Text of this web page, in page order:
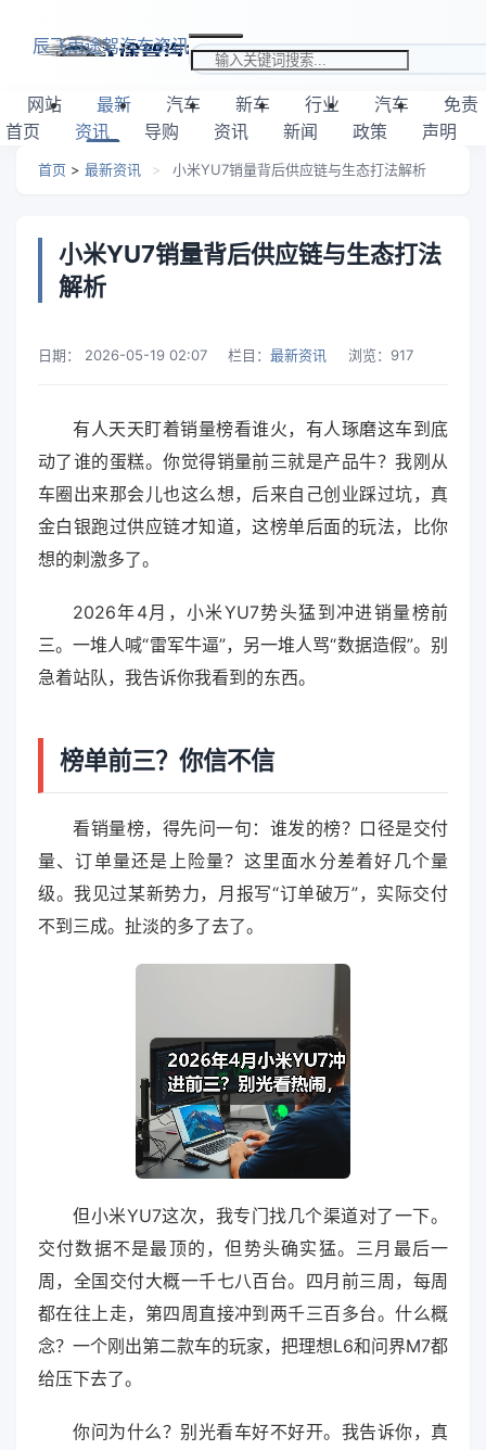
辰飞雨途驾汽车资讯
搜索关键词
网站
首页
最新
资讯
汽车
导购
新车
资讯
行业
新闻
汽车
政策
免责
声明
首页 > 最新资讯 > 小米YU7销量背后供应链与生态打法解析
小米YU7销量背后供应链与生态打法
解析
日期： 2026-05-19 02:07 栏目： 最新资讯 浏览： 917
有人天天盯着销量榜看谁火，有人琢磨这车到底
动了谁的蛋糕。你觉得销量前三就是产品牛？我刚从
车圈出来那会儿也这么想，后来自己创业踩过坑，真
金白银跑过供应链才知道，这榜单后面的玩法，比你
想的刺激多了。
2026年4月，小米YU7势头猛到冲进销量榜前
三。一堆人喊“雷军牛逼”，另一堆人骂“数据造假”。别
急着站队，我告诉你我看到的东西。
榜单前三？你信不信
看销量榜，得先问一句：谁发的榜？口径是交付
量、订单量还是上险量？这里面水分差着好几个量
级。我见过某新势力，月报写“订单破万”，实际交付
不到三成。扯淡的多了去了。
但小米YU7这次，我专门找几个渠道对了一下。
交付数据不是最顶的，但势头确实猛。三月最后一
周，全国交付大概一千七八百台。四月前三周，每周
都在往上走，第四周直接冲到两千三百多台。什么概
念？一个刚出第二款车的玩家，把理想L6和问界M7都
给压下去了。
你问为什么？别光看车好不好开。我告诉你，真